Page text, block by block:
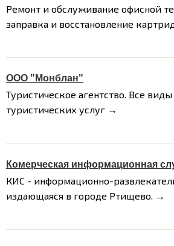
Ремонт и обслуживание офисной
заправка и восстановление
ООО "Монблан"
Туристическое агентство. Все виды
туристических услуг →
Комерческая информационная
КИС - информационно-
издающаяся в городе Ртищево. →